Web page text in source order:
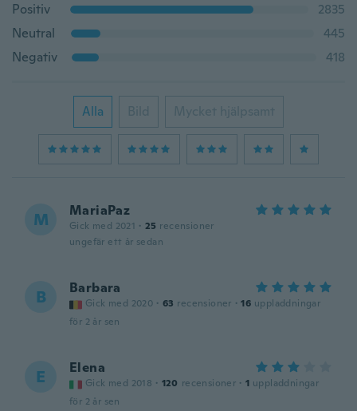
Positiv
2835
Neutral
445
Negativ
418
Alla Bild Mycket hjälpsamt
M MariaPaz
Gick med 2021 · 25 recensioner
ungefär ett år sedan
B Barbara
Gick med 2020 · 63 recensioner · 16 uppladdningar
för 2 år sen
E Elena
Gick med 2018 · 120 recensioner · 1 uppladdningar
för 2 år sen